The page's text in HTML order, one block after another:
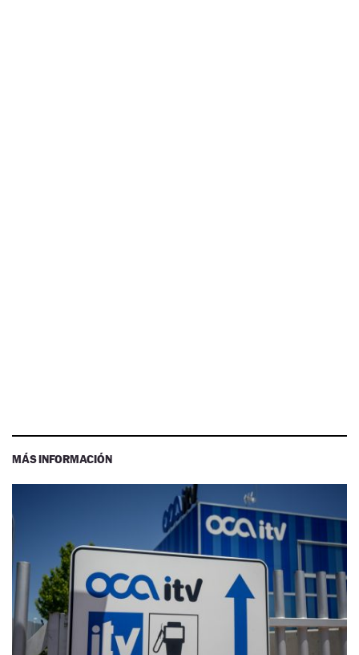
MÁS INFORMACIÓN